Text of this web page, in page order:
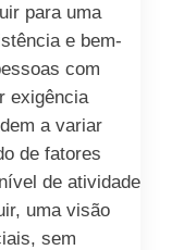
para uma
e bem-
com
exigência
a variar
de fatores
de atividade
uma visão
sem